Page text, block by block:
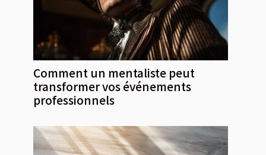
Comment un mentaliste peut
transformer vos événements
professionnels